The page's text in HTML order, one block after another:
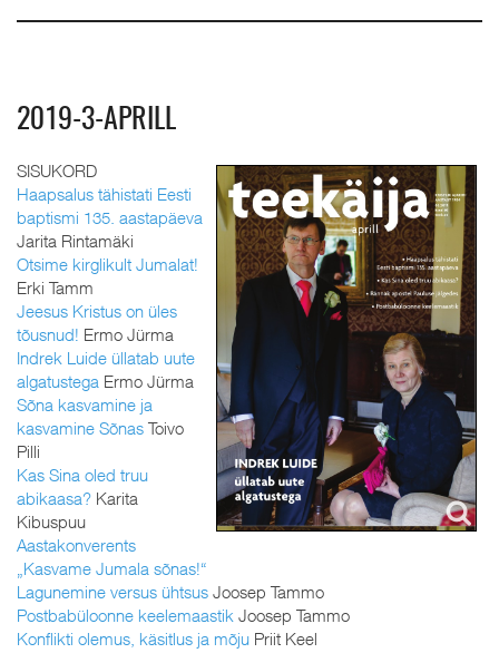
2019-3-APRILL
SISUKORD
Haapsalus tähistati Eesti
baptismi 135. aastapäeva
Jarita Rintamäki
Otsime kirglikult Jumalat!
Erki Tamm
Jeesus Kristus on üles
tõusnud! Ermo Jürma
Indrek Luide üllatab uute
algatustega Ermo Jürma
Sõna kasvamine ja
kasvamine Sõnas Toivo
Pilli
Kas Sina oled truu
abikaasa? Karita
Kibuspuu
Aastakonverents
„Kasvame Jumala sõnas!“
Lagunemine versus ühtsus Joosep Tammo
Postbabüloonne keelemaastik Joosep Tammo
Konflikti olemus, käsitlus ja mõju Priit Keel